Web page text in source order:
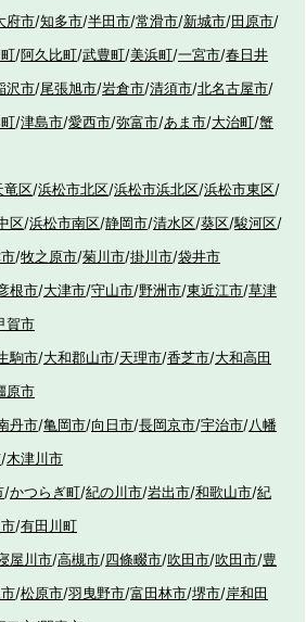
府市/知多市/半田市/常滑市/新城市/田原市/
/阿久比町/武豊町/美浜町/一宮市/春日井
沢市/尾張旭市/岩倉市/清須市/北名古屋市/
/津島市/愛西市/弥富市/あま市/大治町/蟹
竜区/浜松市北区/浜松市浜北区/浜松市東区/
区/浜松市南区/静岡市/清水区/葵区/駿河区/
/牧之原市/菊川市/掛川市/袋井市
根市/大津市/守山市/野洲市/東近江市/草津
賀市
駒市/大和郡山市/天理市/香芝市/大和高田
原市
丹市/亀岡市/向日市/長岡京市/宇治市/八幡
/木津川市
/かつらぎ町/紀の川市/岩出市/和歌山市/紀
/有田川町
屋川市/高槻市/四條畷市/吹田市/吹田市/豊
/松原市/羽曳野市/富田林市/堺市/岸和田